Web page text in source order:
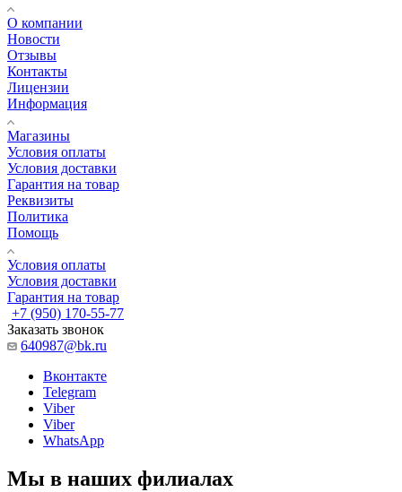
О компании
Новости
Отзывы
Контакты
Лицензии
Информация
Магазины
Условия оплаты
Условия доставки
Гарантия на товар
Реквизиты
Политика
Помощь
Условия оплаты
Условия доставки
Гарантия на товар
+7 (950) 170-55-77
Заказать звонок
640987@bk.ru
Вконтакте
Telegram
Viber
Viber
WhatsApp
Мы в наших филиалах